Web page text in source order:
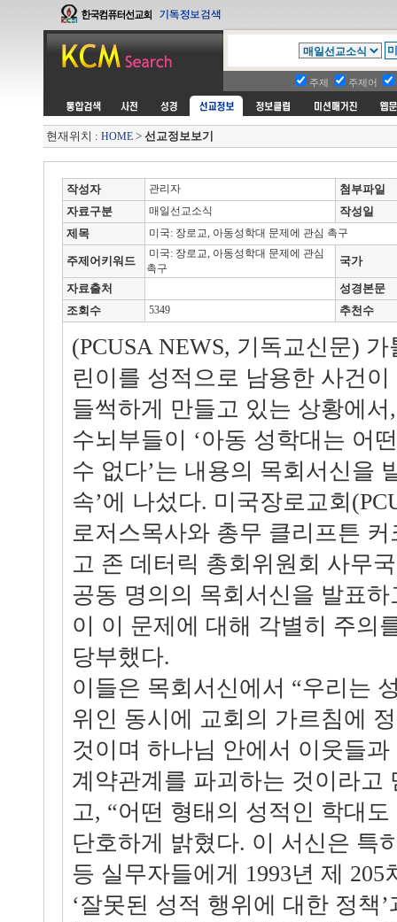
주제 주제어
현재위치 : HOME > 선교정보보기
작성자 관리자
첨부파일
자료구분
매일선교소식
작성일
제목
미국: 장로교, 아동성학대 문제에 관심 촉구
주제어키워드
미국: 장로교, 아동성학대 문제에 관심
촉구
국가
자료출처
성경본문
조회수
5349 추천수
(PCUSA NEWS, 기독교신문)
린이를 성적으로 남용한 사건
들썩하게 만들고 있는 상황에
수뇌부들이 ‘아동 성학대는 어
수 없다’는 내용의 목회서신을
속’에 나섰다. 미국장로교회
로저스목사와 총무 클리프튼
고 존 데터릭 총회위원회 사무
공동 명의의 목회서신을 발표
이 이 문제에 대해 각별히 주의
당부했다.
이들은 목회서신에서 “우리는
위인 동시에 교회의 가르침에
것이며 하나님 안에서 이웃들
계약관계를 파괴하는 것이라고
고, “어떤 형태의 성적인 학대
단호하게 밝혔다. 이 서신은 특
등 실무자들에게 1993년 제
‘잘못된 성적 행위에 대한 정책’